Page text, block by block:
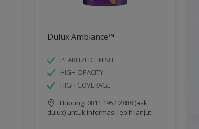
Dulux Ambiance™
PEARLIZED FINISH
HIGH OPACITY
HIGH COVERAGE
Hubungi 0811 1952 2888 (ask
dulux) untuk informasi lebih lanjut